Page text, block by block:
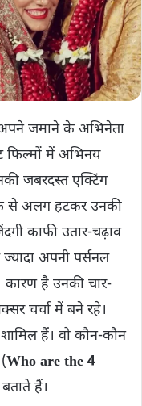
जमाने के अभिनेता
फिल्मों में अभिनय
जबरदस्त एक्टिंग
से अलग हटकर उनकी
काफी उतार-चढ़ाव
अपनी पर्सनल
कारण है उनकी चार-
चर्चा में बने रहे।
हैं। वो कौन-कौन
Who are the 4
हैं।